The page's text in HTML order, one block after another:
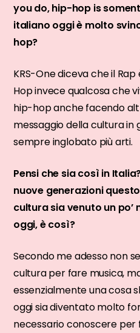
you do, hip-hop is
italiano oggi è molto
hop?
KRS-One diceva che il
Hop invece qualcosa che
hip-hop anche facendo
messaggio della cultura in
sempre inglobato più arti.
Pensi che sia così in
nuove generazioni
cultura sia venuto un po’
oggi, è così?
Secondo me adesso non
cultura per fare musica,
essenzialmente una cosa
oggi sia diventato molto
necessario conoscere per